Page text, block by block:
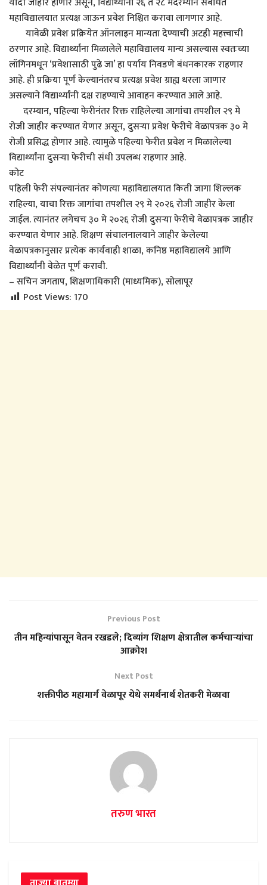
महाविद्यालयात प्रत्यक्ष जाऊन प्रवेश निश्चित करावा लागणार आहे.
यावेळी प्रवेश प्रक्रियेत ऑनलाइन मान्यता देण्याची अटही महत्त्वाची
ठरणार आहे. विद्यार्थ्यांना मिळालेले महाविद्यालय मान्य असल्यास स्वतःच्या
लॉगिनमधून ‘प्रवेशासाठी पुढे जा’ हा पर्याय निवडणे बंधनकारक राहणार
आहे. ही प्रक्रिया पूर्ण केल्यानंतरच प्रत्यक्ष प्रवेश ग्राह्य धरला जाणार
असल्याने विद्यार्थ्यांनी दक्ष राहण्याचे आवाहन करण्यात आले आहे.
दरम्यान, पहिल्या फेरीनंतर रिक्त राहिलेल्या जागांचा तपशील २९ मे
रोजी जाहीर करण्यात येणार असून, दुसऱ्या प्रवेश फेरीचे वेळापत्रक ३० मे
रोजी प्रसिद्ध होणार आहे. त्यामुळे पहिल्या फेरीत प्रवेश न मिळालेल्या
विद्यार्थ्यांना दुसऱ्या फेरीची संधी उपलब्ध राहणार आहे.
कोट
पहिली फेरी संपल्यानंतर कोणत्या महाविद्यालयात किती जागा शिल्लक
राहिल्या, याचा रिक्त जागांचा तपशील २९ मे २०२६ रोजी जाहीर केला
जाईल. त्यानंतर लगेचच ३० मे २०२६ रोजी दुसऱ्या फेरीचे वेळापत्रक जाहीर
करण्यात येणार आहे. शिक्षण संचालनालयाने जाहीर केलेल्या
वेळापत्रकानुसार प्रत्येक कार्यवाही शाळा, कनिष्ठ महाविद्यालये आणि
विद्यार्थ्यांनी वेळेत पूर्ण करावी.
– सचिन जगताप, शिक्षणाधिकारी (माध्यमिक), सोलापूर
Post Views: 170
Previous Post
तीन महिन्यांपासून वेतन रखडले; दिव्यांग शिक्षण क्षेत्रातील कर्मचाऱ्यांचा
आक्रोश
Next Post
शक्तीपीठ महामार्ग वेळापूर येथे समर्थनार्थ शेतकरी मेळावा
तरुण भारत